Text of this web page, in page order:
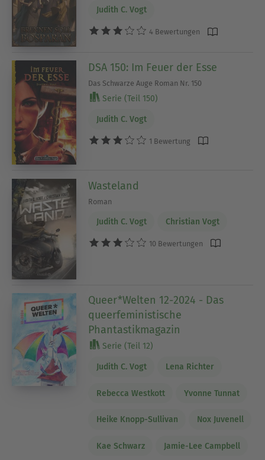
Judith C. Vogt
4 Bewertungen
DSA 150: Im Feuer der Esse
Das Schwarze Auge Roman Nr. 150
Serie (Teil 150)
Judith C. Vogt
1 Bewertung
Wasteland
Roman
Judith C. Vogt Christian Vogt
10 Bewertungen
Queer*Welten 12-2024 - Das
queerfeministische
Phantastikmagazin
Serie (Teil 12)
Judith C. Vogt Lena Richter
Rebecca Westkott Yvonne Tunnat
Heike Knopp-Sullivan Nox Juvenell
Kae Schwarz Jamie-Lee Campbell